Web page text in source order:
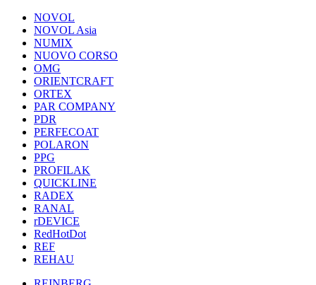
NOVOL
NOVOL Asia
NUMIX
NUOVO CORSO
OMG
ORIENTCRAFT
ORTEX
PAR COMPANY
PDR
PERFECOAT
POLARON
PPG
PROFILAK
QUICKLINE
RADEX
RANAL
rDEVICE
RedHotDot
REF
REHAU